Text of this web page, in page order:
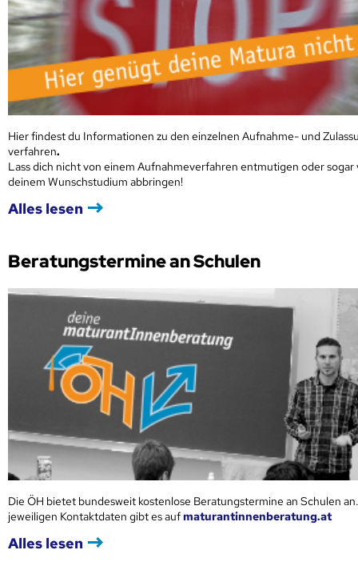
Hier findest du Informationen zu den einzelnen Aufnahme- und
verfahren.
Lass dich nicht von einem Aufnahmeverfahren entmutigen oder sogar
deinem Wunschstudium abbringen!
Alles lesen
Beratungstermine an Schulen
Die ÖH bietet bundesweit kostenlose Beratungstermine an Schulen
jeweiligen Kontaktdaten gibt es aufmaturantinnenberatung.at
Alles lesen